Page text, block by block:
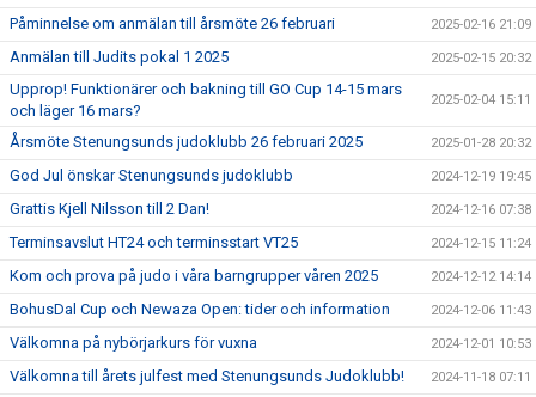
Påminnelse om anmälan till årsmöte 26 februari 2025-02-16 21:09
Anmälan till Judits pokal 1 2025 2025-02-15 20:32
Upprop! Funktionärer och bakning till GO Cup 14-15 mars
och läger 16 mars?
2025-02-04 15:11
Årsmöte Stenungsunds judoklubb 26 februari 2025 2025-01-28 20:32
God Jul önskar Stenungsunds judoklubb 2024-12-19 19:45
Grattis Kjell Nilsson till 2 Dan! 2024-12-16 07:38
Terminsavslut HT24 och terminsstart VT25 2024-12-15 11:24
Kom och prova på judo i våra barngrupper våren 2025 2024-12-12 14:14
BohusDal Cup och Newaza Open: tider och information 2024-12-06 11:43
Välkomna på nybörjarkurs för vuxna 2024-12-01 10:53
Välkomna till årets julfest med Stenungsunds Judoklubb! 2024-11-18 07:11